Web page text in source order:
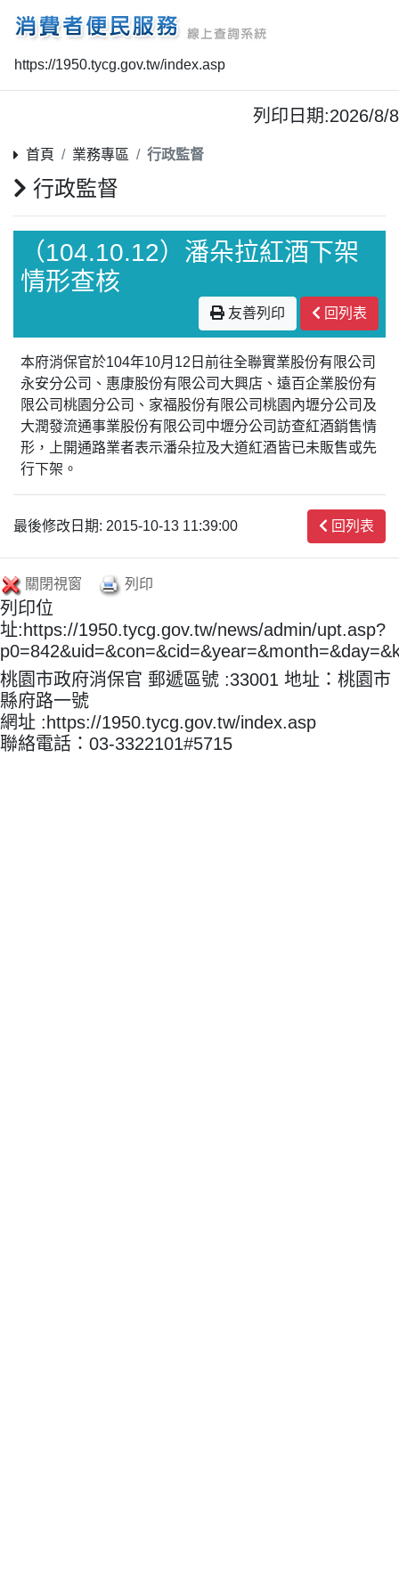
https://1950.tycg.gov.tw/index.asp
列印日期:2026/8/8
首頁 業務專區 行政監督
行政監督
（104.10.12）潘朵拉紅酒下架
情形查核
友善列印 回列表
本府消保官於104年10月12日前往全聯實業股份有限公司
永安分公司、惠康股份有限公司大興店、遠百企業股份有
限公司桃園分公司、家福股份有限公司桃園內壢分公司及
大潤發流通事業股份有限公司中壢分公司訪查紅酒銷售情
形，上開通路業者表示潘朵拉及大道紅酒皆已未販售或先
行下架。
最後修改日期: 2015-10-13 11:39:00 回列表
關閉視窗 列印
列印位
址:https://1950.tycg.gov.tw/news/admin/upt.asp?
桃園市政府消保官 郵遞區號 :33001 地址：桃園市
縣府路一號
網址 :https://1950.tycg.gov.tw/index.asp
聯絡電話：03-3322101#5715